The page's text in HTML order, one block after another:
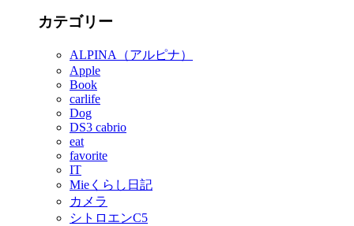
カテゴリー
ALPINA（アルピナ）
Apple
Book
carlife
Dog
DS3 cabrio
eat
favorite
IT
Mieくらし日記
カメラ
シトロエンC5